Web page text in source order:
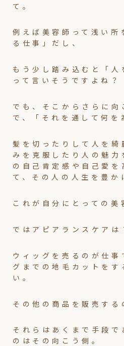
て。
例えば美容師って浅い所
る仕事」だし、
もう少し踏み込むと「人
って言いそうですよね？
でも、そこからさらに向
で、「それを通して何を
髪を切ったりして人を綺
みを克服したり人の魅力
の自己肯定感や自己愛を
て、その人の人生を豊か
これが自分にとっての美
ではアピアランスケアは
ウィッグを売るのが仕事
グまでの地毛カットをす
い。
その他の商品を販売する
それらはあくまで手段で
のはその向こう側。